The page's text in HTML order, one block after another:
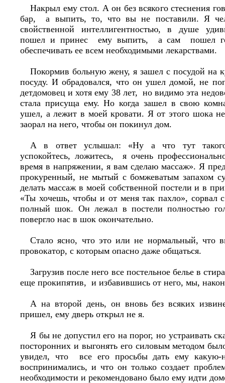
Накрыл ему стол. А он без всякого стеснения
бар, а выпить, то, что вы не поставили. Я
свойственной интеллигентностью, в душе
пошел и принес ему выпить, а сам пошел
обеспечивать ее всем необходимыми лекарствами.
Покормив больную жену, я зашел с посудой на
посуду. И обрадовался, что он ушел домой, не
детдомовец и хотя ему 38 лет, но видимо эта
стала присуща ему. Но когда зашел в свою
ушел, а лежит в моей кровати. Я от этого шока
заорал на него, чтобы он покинул дом.
А в ответ услышал: «Ну а что тут
успокойтесь, ложитесь, я очень
время в напряжении, я вам сделаю массаж». Я
прокуренный, не мытый с бомжеватым запахом
делать массаж в моей собственной постели и в
«Ты хочешь, чтобы и от меня так пахло», сорвал
полный шок. Он лежал в постели полностью
повергло нас в шок окончательно.
Стало ясно, что это или не нормальный, что
провокатор, с которым опасно даже общаться.
Загрузив после него все постельное белье в
еще прокипятив, и избавившись от него, мы,
А на второй день, он вновь без всяких
пришел, ему дверь открыл не я.
Я бы не допустил его на порог, но устраивать
посторонних и выгонять его силовым методом
увидел, что все его просьбы дать ему какую-
воспринимались, и что он только создает
необходимости и рекомендовано было ему идти